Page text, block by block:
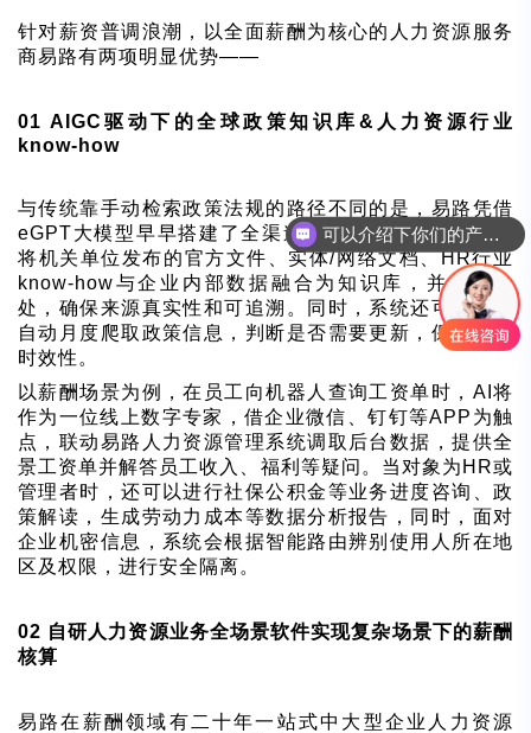
针对薪资普调浪潮，以全面薪酬为核心的人力资源服务
商易路有两项明显优势——
01 AIGC 驱动下的全球政策知识库&人力资源行业
know-how
与传统靠手动检索政策法规的路径不同的是，易路凭借
eGPT大模型早早搭建了全渠道智能化知识管理平台，
将机关单位发布的官方文件、实体/网络文档、HR行业
know-how与企业内部数据融合为知识库，并标注出
处，确保来源真实性和可追溯。同时，系统还可以实现
自动月度爬取政策信息，判断是否需要更新，保障信息
时效性。
以薪酬场景为例，在员工向机器人查询工资单时，AI将
作为一位线上数字专家，借企业微信、钉钉等APP为触
点，联动易路人力资源管理系统调取后台数据，提供全
景工资单并解答员工收入、福利等疑问。当对象为HR或
管理者时，还可以进行社保公积金等业务进度咨询、政
策解读，生成劳动力成本等数据分析报告，同时，面对
企业机密信息，系统会根据智能路由辨别使用人所在地
区及权限，进行安全隔离。
02 自研人力资源业务全场景软件实现复杂场景下的薪酬
核算
易路在薪酬领域有二十年一站式中大型企业人力资源
可以介绍下你们的产品么
你们是怎么收费的呢